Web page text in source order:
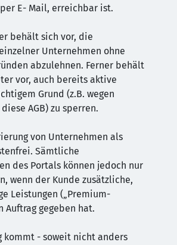
E- Mail, erreichbar ist.
behält sich vor, die
Unternehmen ohne
abzulehnen. Ferner behält
vor, auch bereits aktive
Grund (z.B. wegen
AGB) zu sperren.
von Unternehmen als
Sämtliche
des Portals können jedoch nur
wenn der Kunde zusätzliche,
Leistungen („Premium-
Auftrag gegeben hat.
kommt - soweit nicht anders